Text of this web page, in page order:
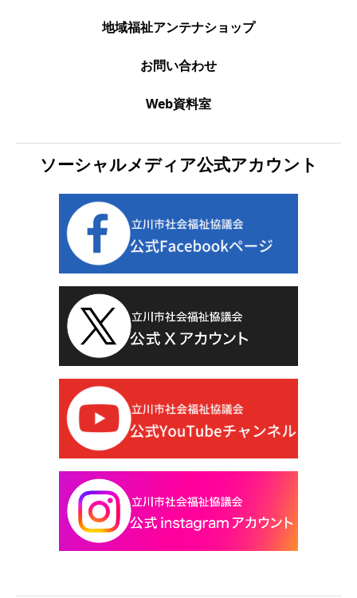
地域福祉アンテナショップ
お問い合わせ
Web資料室
ソーシャルメディア公式アカウント